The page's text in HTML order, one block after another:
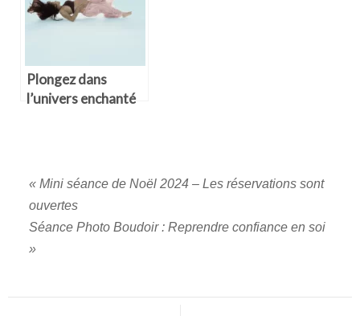
Plongez dans
l’univers enchanté
bordeaux
« Mini séance de Noël 2024 – Les réservations sont
ouvertes
Séance Photo Boudoir : Reprendre confiance en soi
»